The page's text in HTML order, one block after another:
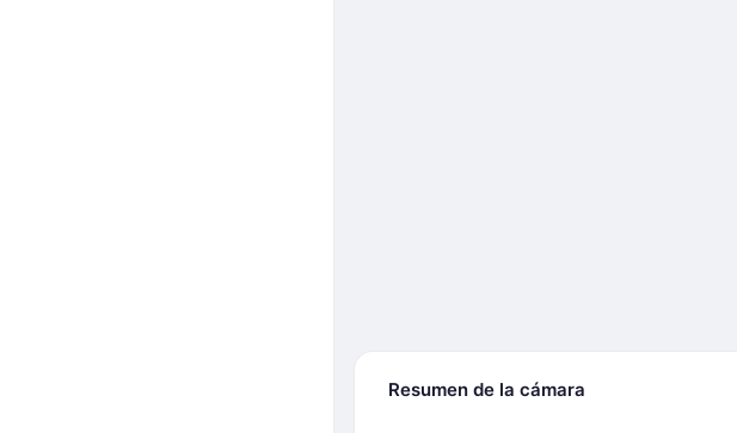
Resumen de la cámara